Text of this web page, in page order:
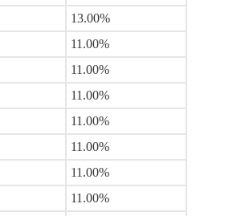
13.00%
11.00%
11.00%
11.00%
11.00%
11.00%
11.00%
11.00%